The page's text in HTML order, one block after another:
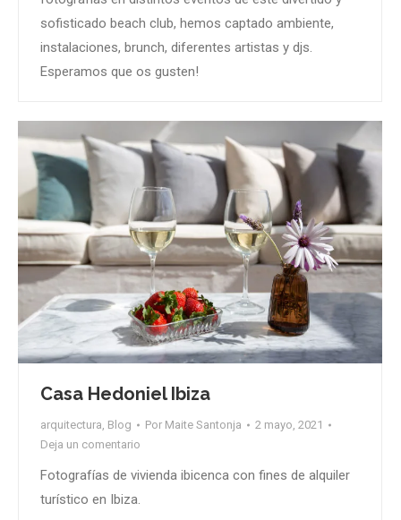
sofisticado beach club, hemos captado ambiente,
instalaciones, brunch, diferentes artistas y djs.
Esperamos que os gusten!
Casa Hedoniel Ibiza
arquitectura, Blog Por Maite Santonja
2 mayo, 2021
Deja un comentario
Fotografías de vivienda ibicenca con fines de alquiler
turístico en Ibiza.